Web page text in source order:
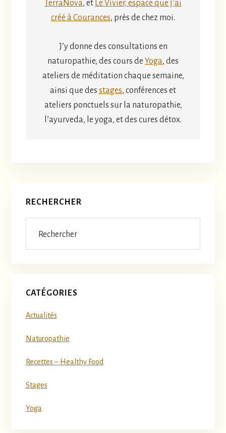
TerraNova, et Le Vivier, espace que j’ai
créé à Courances, près de chez moi.
J’y donne des consultations en
naturopathie, des cours de Yoga, des
ateliers de méditation chaque semaine,
ainsi que des stages, conférences et
ateliers ponctuels sur la naturopathie,
l’ayurveda, le yoga, et des cures détox.
Barre
latérale
principale
RECHERCHER
CATÉGORIES
Actualités
Naturopathie
Recettes – Healthy Food
Stages
Yoga